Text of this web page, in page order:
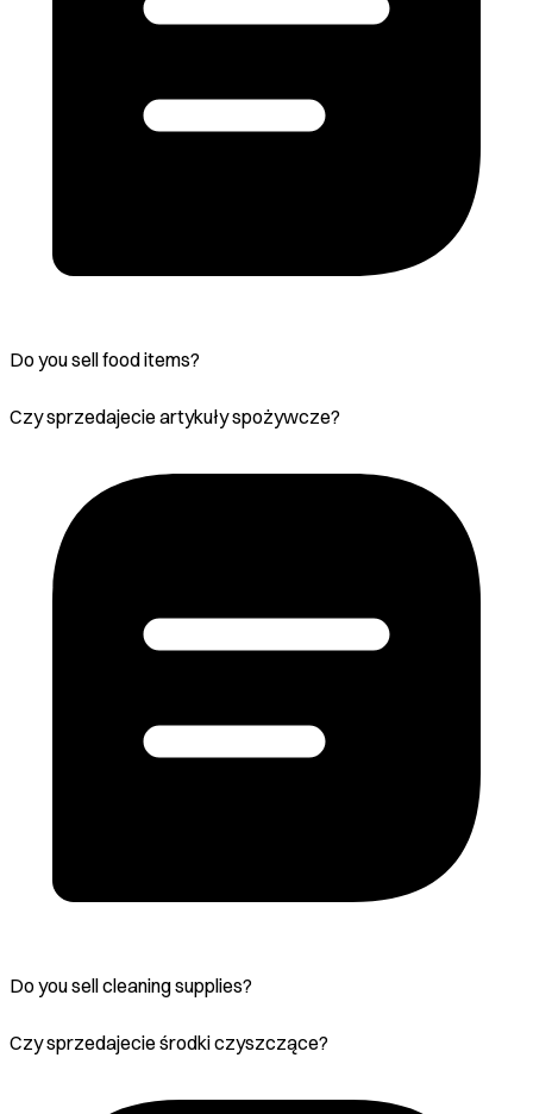
Do you sell food items?
Czy sprzedajecie artykuły spożywcze?
Do you sell cleaning supplies?
Czy sprzedajecie środki czyszczące?